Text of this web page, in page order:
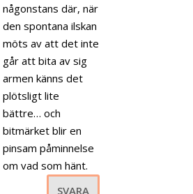
någonstans där, när
den spontana ilskan
möts av att det inte
går att bita av sig
armen känns det
plötsligt lite
bättre… och
bitmärket blir en
pinsam påminnelse
om vad som hänt.
SVARA